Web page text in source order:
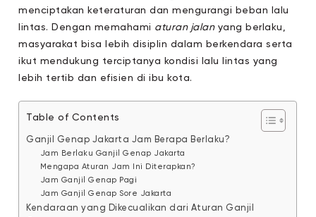
menciptakan keteraturan dan mengurangi beban lalu
lintas. Dengan memahami aturan jalanyang berlaku,
masyarakat bisa lebih disiplin dalam berkendara serta
ikut mendukung terciptanya kondisi lalu lintas yang
lebih tertib dan efisien di ibu kota.
Table of Contents
Ganjil Genap Jakarta Jam Berapa Berlaku?
Jam Berlaku Ganjil Genap Jakarta
Mengapa Aturan Jam Ini Diterapkan?
Jam Ganjil Genap Pagi
Jam Ganjil Genap Sore Jakarta
Kendaraan yang Dikecualikan dari Aturan Ganjil